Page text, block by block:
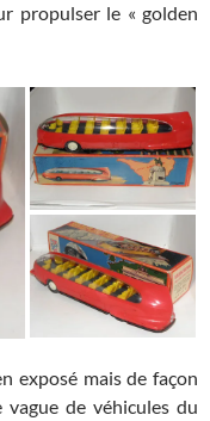
propulser le « golden
exposé mais de façon
de véhicules du